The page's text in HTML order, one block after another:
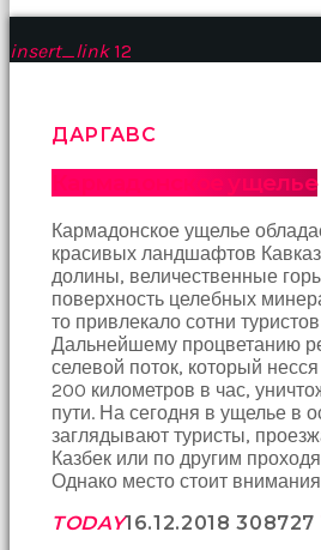
kızların
boşalarak
porno
yakın
arkadaş
birbirlerine
teşekkür
ederek
bunu
tekrar
yapmak
sözleşiyorlar
altyazılı
porno
Arkadaşımın
evine
takılmaya
insert_link 12
ДАРГАВС
Кармадонское ущелье
Кармадонское ущелье
красивых ландшафтов
долины, величественные
поверхность целебных
то привлекало сотни
Дальнейшему процветанию
селевой поток, который
200 километров в час,
пути. На сегодня в ущелье в
заглядывают туристы,
Казбек или по другим
Однако место стоит
TODAY16.12.2018 308727